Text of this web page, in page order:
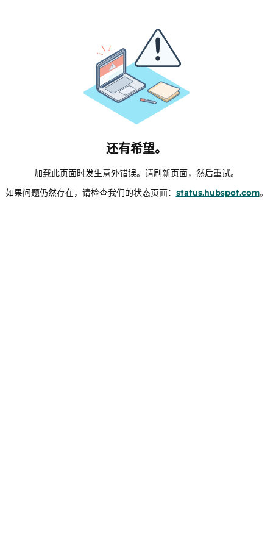
还有希望。
加载此页面时发生意外错误。请刷新页面，然后重试。
如果问题仍然存在，请检查我们的状态页面： status.hubspot.com。